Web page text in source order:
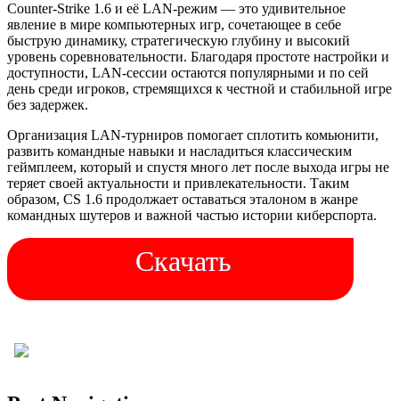
Counter-Strike 1.6 и её LAN-режим — это удивительное
явление в мире компьютерных игр, сочетающее в себе
быструю динамику, стратегическую глубину и высокий
уровень соревновательности. Благодаря простоте настройки и
доступности, LAN-сессии остаются популярными и по сей
день среди игроков, стремящихся к честной и стабильной игре
без задержек.
Организация LAN-турниров помогает сплотить комьюнити,
развить командные навыки и насладиться классическим
геймплеем, который и спустя много лет после выхода игры не
теряет своей актуальности и привлекательности. Таким
образом, CS 1.6 продолжает оставаться эталоном в жанре
командных шутеров и важной частью истории киберспорта.
Скачать